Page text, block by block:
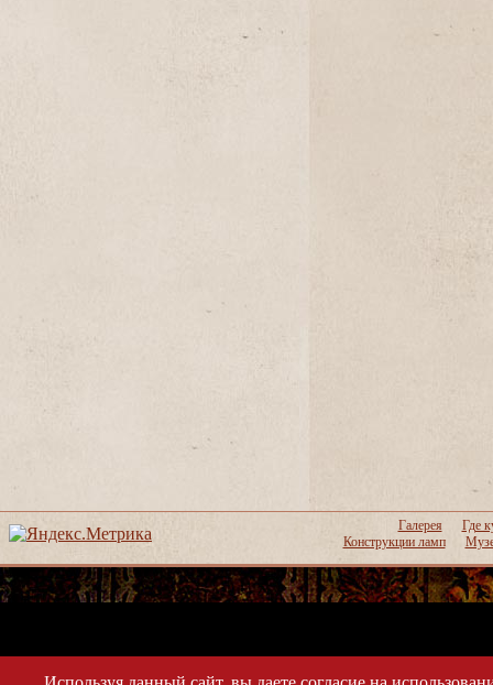
Галерея
Где
Конструкции ламп